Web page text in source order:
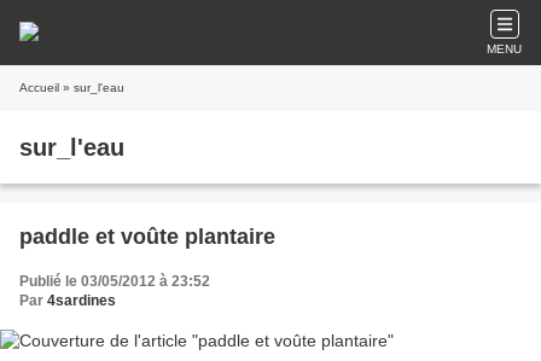
MENU
Accueil » sur_l'eau
sur_l'eau
paddle et voûte plantaire
Publié le 03/05/2012 à 23:52
Par 4sardines